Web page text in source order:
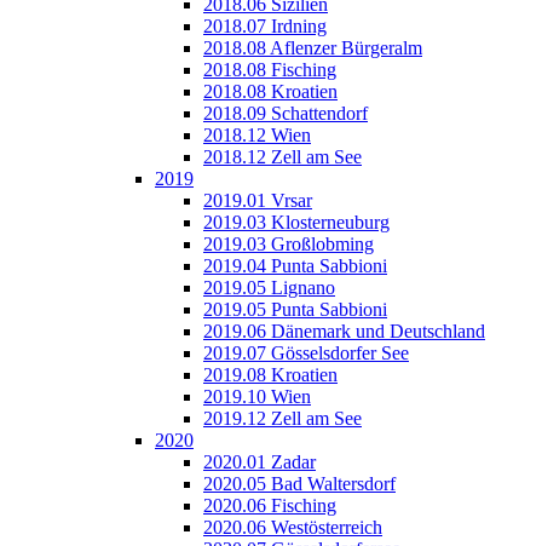
2018.07 Irdning
2018.08 Aflenzer Bürgeralm
2018.08 Fisching
2018.08 Kroatien
2018.09 Schattendorf
2018.12 Wien
2018.12 Zell am See
2019
2019.01 Vrsar
2019.03 Klosterneuburg
2019.03 Großlobming
2019.04 Punta Sabbioni
2019.05 Lignano
2019.05 Punta Sabbioni
2019.06 Dänemark und Deutschland
2019.07 Gösselsdorfer See
2019.08 Kroatien
2019.10 Wien
2019.12 Zell am See
2020
2020.01 Zadar
2020.05 Bad Waltersdorf
2020.06 Fisching
2020.06 Westösterreich